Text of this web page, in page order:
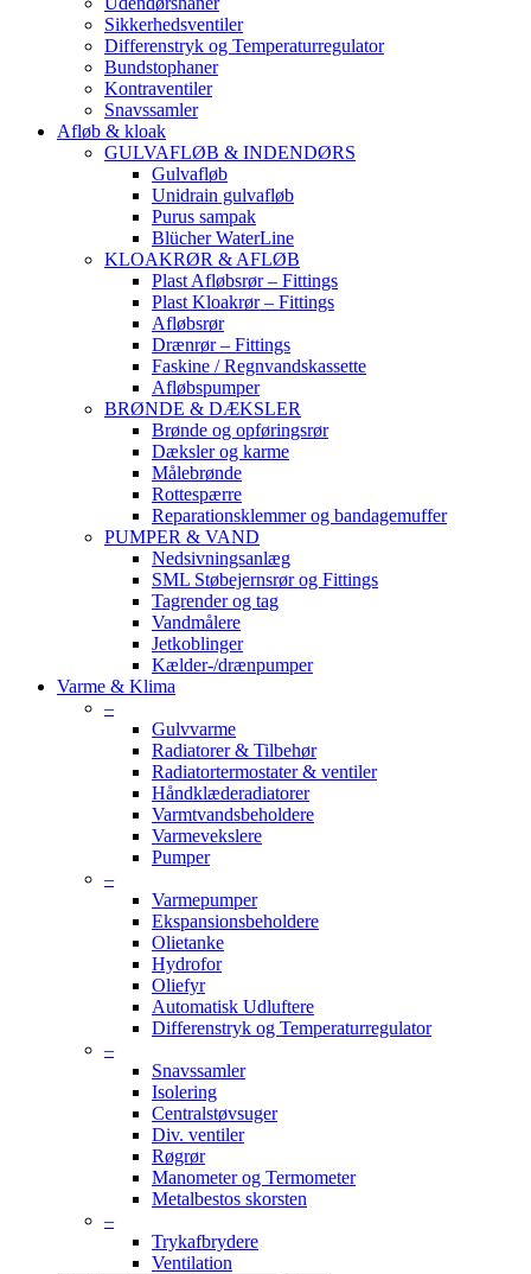
Sikkerhedsventiler
Differenstryk og Temperaturregulator
Bundstophaner
Kontraventiler
Snavssamler
Afløb & kloak
GULVAFLØB & INDENDØRS
Gulvafløb
Unidrain gulvafløb
Purus sampak
Blücher WaterLine
KLOAKRØR & AFLØB
Plast Afløbsrør – Fittings
Plast Kloakrør – Fittings
Afløbsrør
Drænrør – Fittings
Faskine / Regnvandskassette
Afløbspumper
BRØNDE & DÆKSLER
Brønde og opføringsrør
Dæksler og karme
Målebrønde
Rottespærre
Reparationsklemmer og bandagemuffer
PUMPER & VAND
Nedsivningsanlæg
SML Støbejernsrør og Fittings
Tagrender og tag
Vandmålere
Jetkoblinger
Kælder-/drænpumper
Varme & Klima
–
Gulvvarme
Radiatorer & Tilbehør
Radiatortermostater & ventiler
Håndklæderadiatorer
Varmtvandsbeholdere
Varmevekslere
Pumper
–
Varmepumper
Ekspansionsbeholdere
Olietanke
Hydrofor
Oliefyr
Automatisk Udluftere
Differenstryk og Temperaturregulator
–
Snavssamler
Isolering
Centralstøvsuger
Div. ventiler
Røgrør
Manometer og Termometer
Metalbestos skorsten
–
Trykafbrydere
Ventilation